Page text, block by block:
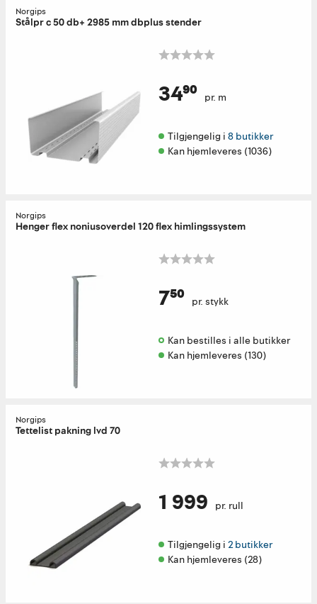
Norgips
Stålpr c 50 db+ 2985 mm dbplus stender
34⁹⁰ pr. m
Tilgjengelig i 8 butikker
Kan hjemleveres (1036)
Norgips
Henger flex noniusoverdel 120 flex himlingssystem
7⁵⁰ pr. stykk
Kan bestilles i alle butikker
Kan hjemleveres (130)
Norgips
Tettelist pakning lvd 70
1 999 pr. rull
Tilgjengelig i 2 butikker
Kan hjemleveres (28)